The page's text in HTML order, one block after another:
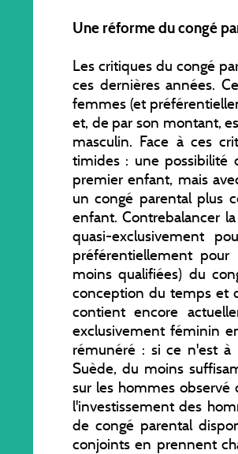
Une réforme du congé
Les critiques du congé
ces dernières années.
femmes (et
et, de par son montant,
masculin. Face à ces
timides : une possibilité
premier enfant, mais
un congé parental plus
enfant. Contrebalancer
quasi-exclusivement
préférentiellement
moins qualifiées) du
conception du temps et
contient encore
exclusivement féminin
rémunéré : si ce n'est
Suède, du moins
sur les hommes observé
l'investissement des
de congé parental
conjoints en prennent